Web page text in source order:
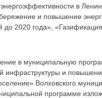
в
и повышение
до 2020 года»,
в муниципальную
инфраструктуры и
Волховского
программе